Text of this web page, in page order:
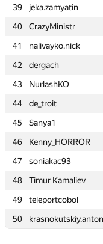
39
jeka.zamyatin
40
CrazyMinistr
41
nalivayko.nick
42
dergach
43
NurlashKO
44
de_troit
45
Sanya1
46
Kenny_HORROR
47
soniakac93
48
Timur Kamaliev
49
teleportcobol
50
krasnokutskiy.anton
39
jeka.zamyatin
40
CrazyMinistr
41
nalivayko.nick
42
dergach
43
NurlashKO
44
de_troit
45
Sanya1
46
Kenny_HORROR
47
soniakac93
48
Timur Kamaliev
49
teleportcobol
50
krasnokutskiy.anton